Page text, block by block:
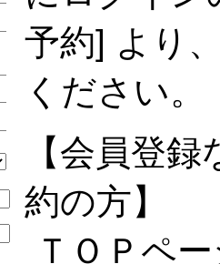
予約] より
ください。
【会員登
約の方】
ＴＯＰペ